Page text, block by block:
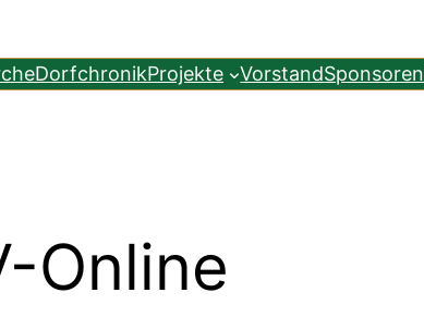
DorfchronikProjekte VorstandSponsoren
Online